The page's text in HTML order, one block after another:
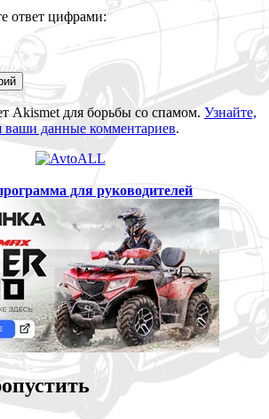
ответ цифрами:
Akismet для борьбы со спамом. Узнайте,
ваши данные комментариев.
для руководителей